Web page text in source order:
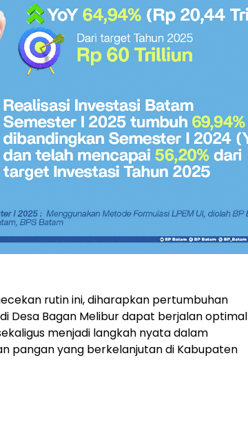
rutin ini, diharapkan pertumbuhan
Desa Bagan Melibur dapat berjalan optimal
menjadi langkah nyata dalam
pangan yang berkelanjutan di Kabupaten